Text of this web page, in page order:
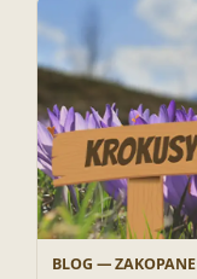
BLOG — ZAKOPANE